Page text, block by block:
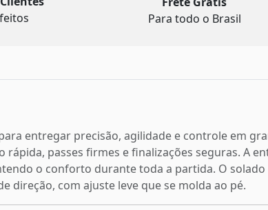
Para todo o Brasil
entregar precisão, agilidade e controle em
passes firmes e finalizações seguras. A
o conforto durante toda a partida. O
direção, com ajuste leve que se molda ao pé.